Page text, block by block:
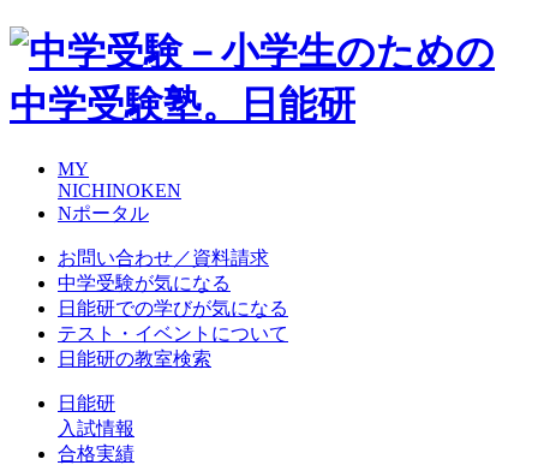
MY
NICHINOKEN
Nポータル
お問い合わせ／資料請求
中学受験が気になる
日能研での学びが気になる
テスト・イベントについて
日能研の教室検索
日能研
入試情報
合格実績